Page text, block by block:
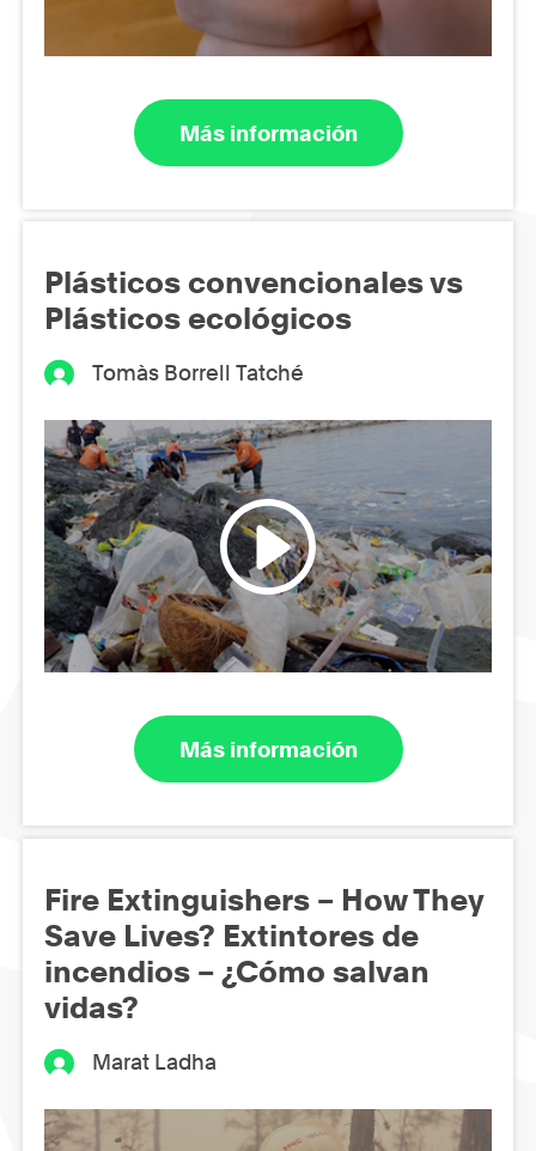
Más información
Plásticos convencionales vs
Plásticos ecológicos
Tomàs Borrell Tatché
Más información
Fire Extinguishers – How They
Save Lives? Extintores de
incendios – ¿Cómo salvan
vidas?
Marat Ladha